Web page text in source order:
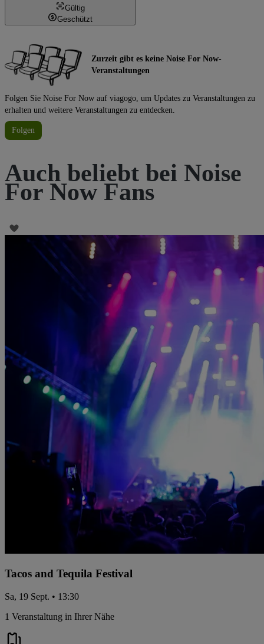
Gültig
Geschützt
Zurzeit gibt es keine Noise For Now-
Veranstaltungen
Folgen Sie Noise For Now auf viagogo, um Updates zu Veranstaltungen zu
erhalten und weitere Veranstaltungen zu entdecken.
Folgen
Auch beliebt bei Noise
For Now Fans
Tacos and Tequila Festival
Sa, 19 Sept. • 13:30
1 Veranstaltung in Ihrer Nähe